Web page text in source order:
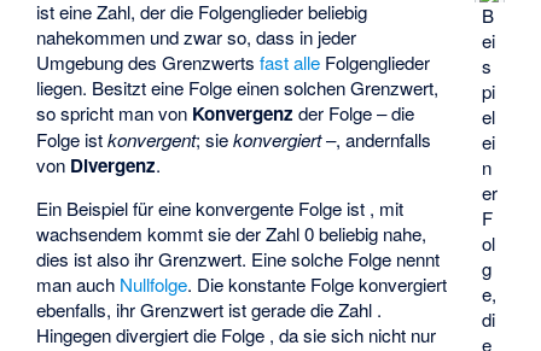
B
ei
s
pi
el
ei
n
er
F
ol
g
e,
di
e
ist eine Zahl, der die Folgenglieder beliebig
nahekommen und zwar so, dass in jeder
Umgebung des Grenzwertsfast alle Folgenglieder
liegen. Besitzt eine Folge einen solchen Grenzwert,
so spricht man von Konvergenz der Folge – die
Folge istkonvergent; siekonvergiert–, andernfalls
von Divergenz.
Ein Beispiel für eine konvergente Folge ist , mit
wachsendemkommt sie der Zahl 0 beliebig nahe,
dies ist also ihr Grenzwert. Eine solche Folge nennt
man auch Nullfolge. Die konstante Folgekonvergiert
ebenfalls, ihr Grenzwert ist gerade die Zahl .
Hingegen divergiert die Folge , da sie sich nicht nur